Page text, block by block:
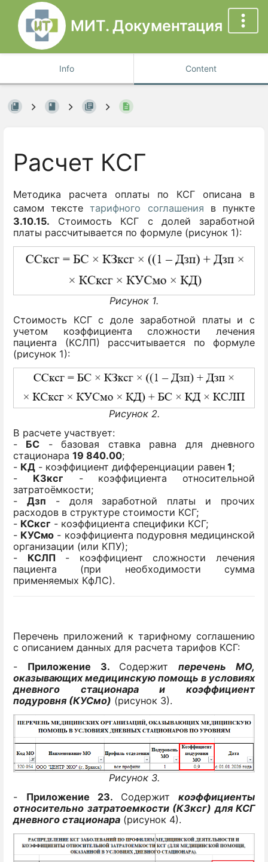
МИТ. Документация
Info Content
Расчет КСГ
Методика расчета оплаты по КСГ описана в
самом тексте тарифного соглашения
в пункте
3.10.15. Стоимость КСГ с долей заработной
платы рассчитывается по формуле (рисунок 1):
Рисунок 1.
Стоимость КСГ с доле заработной платы и с
учетом коэффициента сложности лечения
пациента (КСЛП) рассчитывается по формуле
(рисунок 1):
Рисунок 2.
В расчете участвует:
-
БС
- базовая ставка равна для дневного
стационара 19 840.00;
- КД - коэффициент дифференциации равен 1;
-
КЗксг
- коэффициента относительной
затратоёмкости;
-
Дзп
- доля заработной платы и прочих
расходов в структуре стоимости КСГ;
- КСксг - коэффициента специфики КСГ;
- КУСмо - коэффициента подуровня медицинской
организации (или КПУ);
-
КСЛП
- коэффициент сложности лечения
пациента (при необходимости сумма
применяемых КфЛС).
Перечень приложений к тарифному соглашению
с описанием данных для расчета тарифов КСГ:
-
Приложение 3. Содержит перечень МО,
оказывающих медицинскую помощь в условиях
дневного стационара и коэффициент
подуровня (КУСмо) (рисунок 3).
Рисунок 3.
-
Приложение 23. Содержит коэффициенты
относительно затратоемкости (КЗксг) для КСГ
дневного стационара (рисунок 4).